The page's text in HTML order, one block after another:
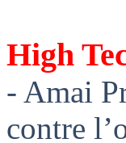
High
- Amai
contre